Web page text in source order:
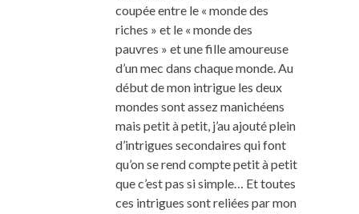
coupée entre le « monde des
riches » et le « monde des
pauvres » et une fille amoureuse
d’un mec dans chaque monde. Au
début de mon intrigue les deux
mondes sont assez manichéens
mais petit à petit, j’au ajouté plein
d’intrigues secondaires qui font
qu’on se rend compte petit à petit
que c’est pas si simple… Et toutes
ces intrigues sont reliées par mon